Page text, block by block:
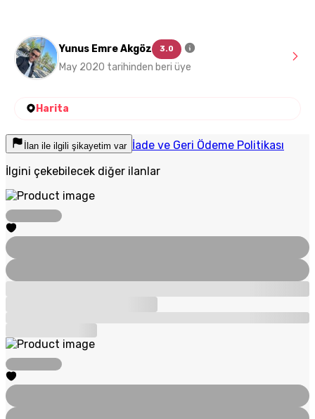
Yunus Emre Akgöz 3.0
May 2020 tarihinden beri üye
Harita
İlan ile ilgili şikayetim var İade ve Geri Ödeme Politikası
İlgini çekebilecek diğer ilanlar